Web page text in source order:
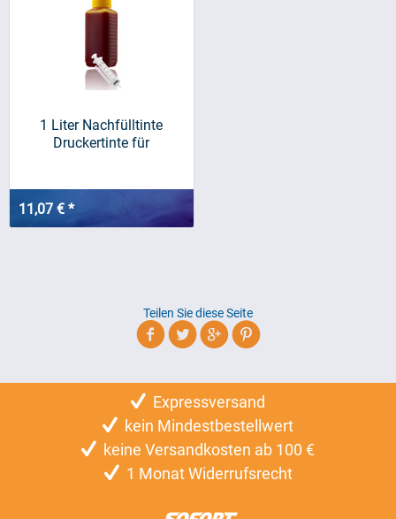
1 Liter Nachfülltinte
Druckertinte für
11,07 € *
Teilen Sie diese Seite
Expressversand
kein Mindestbestellwert
keine Versandkosten ab 100 €
1 Monat Widerrufsrecht